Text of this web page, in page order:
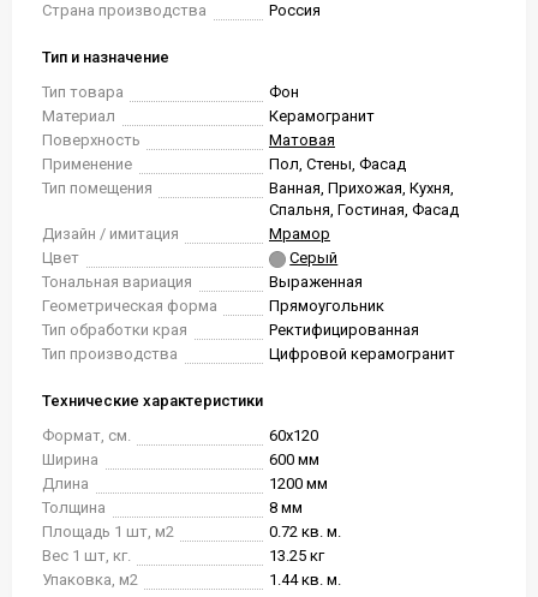
Страна производства
Россия
Тип и назначение
Тип товара
Фон
Материал
Керамогранит
Поверхность
Матовая
Применение
Пол, Стены, Фасад
Тип помещения
Ванная, Прихожая, Кухня,
Спальня, Гостиная, Фасад
Дизайн / имитация
Мрамор
Цвет
Серый
Тональная вариация
Выраженная
Геометрическая форма
Прямоугольник
Тип обработки края
Ректифицированная
Тип производства
Цифровой керамогранит
Технические характеристики
Формат, см.
60x120
Ширина
600 мм
Длина
1200 мм
Толщина
8 мм
Площадь 1 шт, м2
0.72 кв. м.
Вес 1 шт, кг.
13.25 кг
Упаковка, м2
1.44 кв. м.